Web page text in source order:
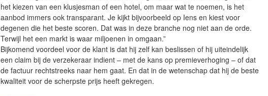
het kiezen van een klusjesman of een hotel, om maar wat te noemen, is het
aanbod immers ook transparant. Je kijkt bijvoorbeeld op Iens en kiest voor
degenen die het beste scoren. Dat was in deze branche nog niet aan de orde.
Terwijl het een markt is waar miljoenen in omgaan.”
Bijkomend voordeel voor de klant is dat hij zelf kan beslissen of hij uiteindelijk
een claim bij de verzekeraar indient – met de kans op premieverhoging – of dat
de factuur rechtstreeks naar hem gaat. En dat in de wetenschap dat hij de beste
kwaliteit voor de scherpste prijs heeft gekregen.